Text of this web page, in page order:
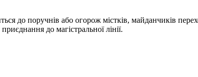
до поручнів або огорож містків, майданчиків
до магістральної лінії.